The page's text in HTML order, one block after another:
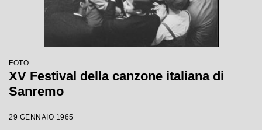
FOTO
XV Festival della canzone italiana di
Sanremo
29 GENNAIO 1965